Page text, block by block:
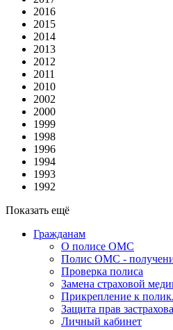
2016
2015
2014
2013
2012
2011
2010
2002
2000
1999
1998
1996
1994
1993
1992
Показать ещё
Гражданам
О полисе ОМС
Полис ОМС -
Проверка полиса
Замена страховой
Прикрепление к
Защита прав
Личный кабинет